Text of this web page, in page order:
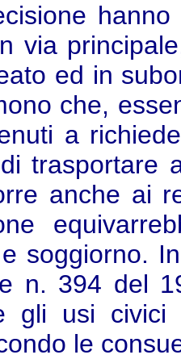
via
ed in
che,
a
trasportare
anche ai
soggiorno.
n. 394 del
gli usi civici
le